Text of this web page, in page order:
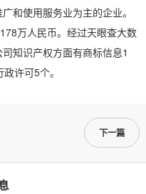
和使用服务业为主的企业。
万人民币。经过天眼查大数
知识产权方面有商标信息1
许可5个。
下一篇